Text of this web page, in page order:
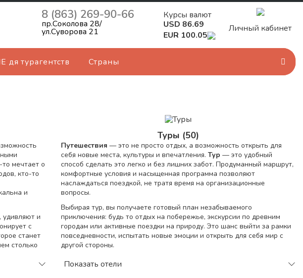
8 (863) 269-90-66
пр.Соколова 28/
ул.Суворова 21
Курсы валют
USD 86.69
EUR 100.05
Личный кабинет
дя турагентств Страны
мечтает о
кто-то
и
удивляют и
с
станет
столько
Туры (50)
Путешествия — это не просто отдых, а возможность открыть для
себя новые места, культуры и впечатления. Тур — это удобный
способ сделать это легко и без лишних забот. Продуманный маршрут,
комфортные условия и насыщенная программа позволяют
наслаждаться поездкой, не тратя время на организационные
вопросы.
Выбирая тур, вы получаете готовый план незабываемого
приключения: будь то отдых на побережье, экскурсии по древним
городам или активные поездки на природу. Это шанс выйти за рамки
повседневности, испытать новые эмоции и открыть для себя мир с
другой стороны.
Поиск тура
Показать отели